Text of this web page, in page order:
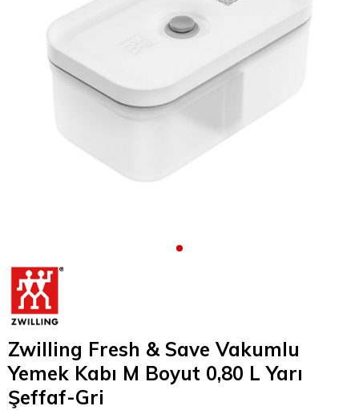
Zwilling Fresh & Save Vakumlu
Yemek Kabı M Boyut 0,80 L Yarı
Şeffaf-Gri